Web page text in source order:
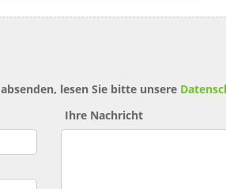
lesen Sie bitte unsere
Ihre Nachricht